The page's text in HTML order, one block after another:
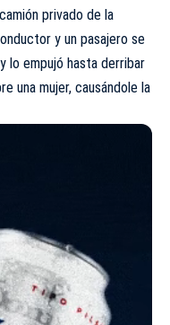
privado de la
y un pasajero se
lo empujó hasta derribar
una mujer, causándole la